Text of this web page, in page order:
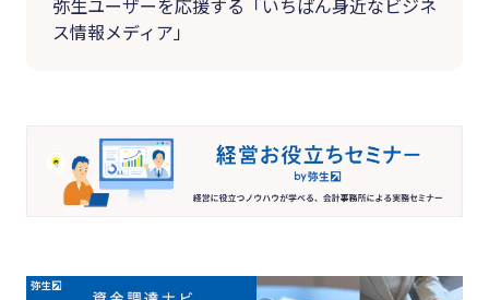
弥生ユーザーを応援する「いちばん身近なビジネ
ス情報メディア」